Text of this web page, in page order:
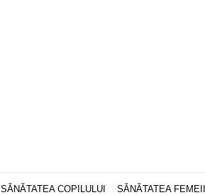
SĂNĂTATEA COPILULUI SĂNĂTATEA FEMEII